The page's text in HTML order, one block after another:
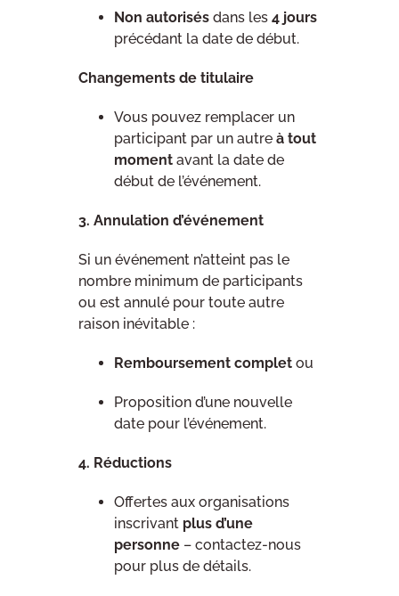
Non autorisés dans les4 jours
précédant la date de début.
Changements de titulaire
Vous pouvez remplacer un
participant par un autreà tout
moment avant la date de
début de l’événement.
3. Annulation d’événement
Si un événement n’atteint pas le
nombre minimum de participants
ou est annulé pour toute autre
raison inévitable :
Remboursement complet ou
Proposition d’une nouvelle
date pour l’événement.
4. Réductions
Offertes aux organisations
inscrivant plus d’une
personne – contactez-nous
pour plus de détails.